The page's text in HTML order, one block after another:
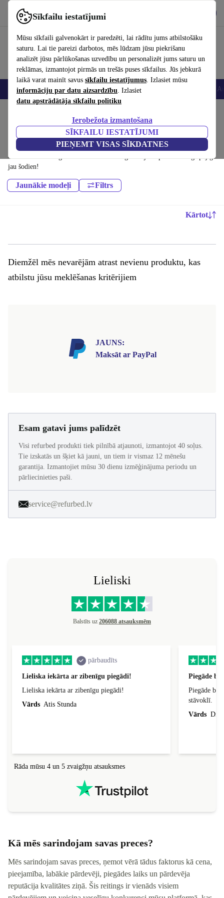
Sīkfailu iestatījumi
Mūsu sīkfaili galvenokārt ir paredzēti, lai rādītu jums atbilstošāku
saturu. Lai tie pareizi darbotos, mēs lūdzam jūsu piekrišanu
analizēt jūsu pārlūkošanas uzvedību un personalizēt jums saturu un
reklāmas, izmantojot pirmās un trešās puses sīkfailus. Jūs jebkurā
laikā varat mainīt savus sīkfailu iestatījumus. Izlasiet mūsu
informāciju par datu aizsardzību. Izlasiet
datu apstrādātāja sīkfailu politiku
Ierobežota izmantošana
SĪKFAILU IESTATĪJUMI
PIEŅEMT VISAS SĪKDATNES
Izmantojiet refurbed ātri un viegli
Viedtālruņi Portatīvie datori Planšetes Viedpulksteņi
Alcatel mobilie tālruņi:
Sertificēti atjaunoti Alcatel mobilie tālruņi līdz 700 € – ietaupiet līdz
40 %. 30 dienu atgriešana un 12 mēnešu garantija. Iepērcieties ilgtspējīgi
jau šodien!
Jaunākie modeļi Filtrs
Kārtot
Diemžēl mēs nevarējām atrast nevienu produktu, kas
atbilstu jūsu meklēšanas kritērijiem
JAUNS:
Maksāt ar PayPal
Esam gatavi jums palīdzēt
Visi refurbed produkti tiek pilnībā atjaunoti, izmantojot 40 soļus.
Tie izskatās un šķiet kā jauni, un tiem ir vismaz 12 mēnešu
garantija. Izmantojiet mūsu 30 dienu izmēģinājuma periodu un
pārliecinieties paši.
service@refurbed.lv
Lieliski
Balstīts uz 206088 atsauksmēm
pārbaudīts
Lieliska iekārta ar zibenīgu piegādi!
Lieliska iekārta ar zibenīgu piegādi!
Vārds Atis Stunda
Piegāde
Piegāde
stāvoklī.
Vārds
Rāda mūsu 4 un 5 zvaigžņu atsauksmes
Kā mēs sarindojam savas preces?
Mēs sarindojam savas preces, ņemot vērā tādus faktorus kā cena,
pieejamība, labākie pārdevēji, piegādes laiks un pārdevēja
reputācija kvalitātes ziņā. Šis reitings ir vienāds visiem